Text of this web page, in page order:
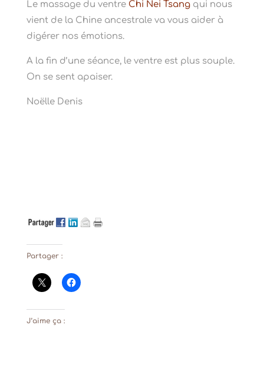
Le massage du ventre Chi Nei Tsangqui nous
vient de la Chine ancestrale va vous aider à
digérer nos émotions.
A la fin d’une séance, le ventre est plus souple.
On se sent apaiser.
Noëlle Denis
Partager :
J’aime ça :